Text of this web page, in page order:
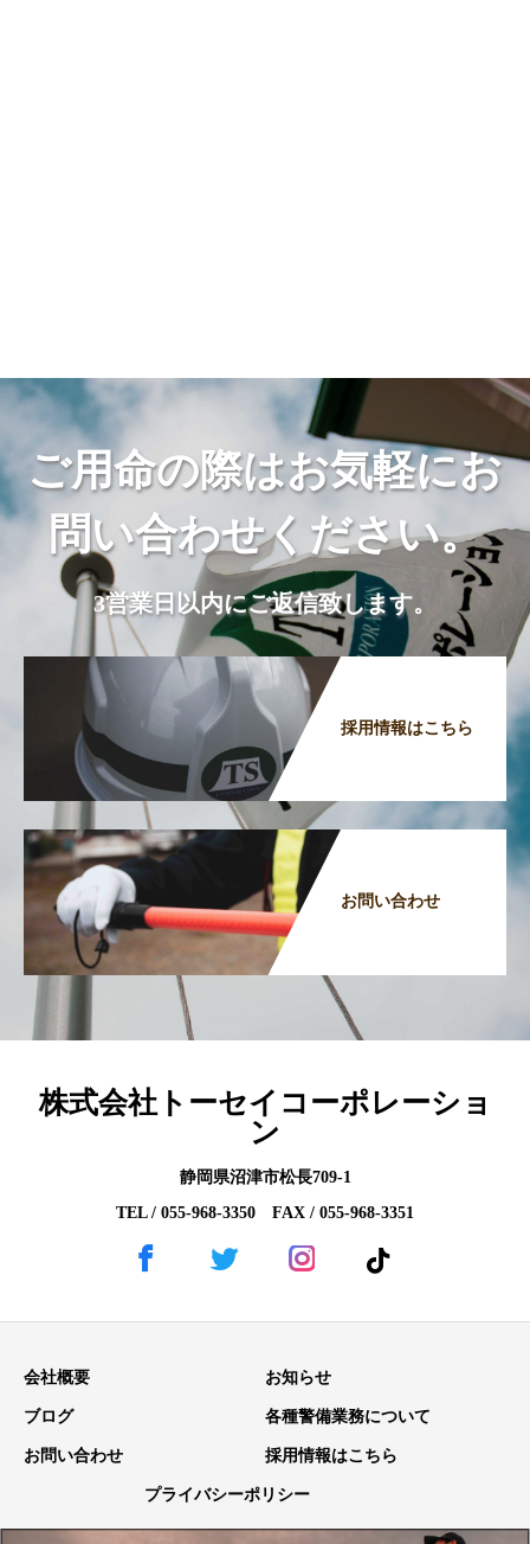
ご用命の際はお気軽にお
問い合わせください。
3営業日以内にご返信致します。
採用情報はこちら
お問い合わせ
株式会社トーセイコーポレーショ
ン
静岡県沼津市松長709-1
TEL / 055-968-3350 FAX / 055-968-3351
会社概要 お知らせ
ブログ 各種警備業務について
お問い合わせ 採用情報はこちら
プライバシーポリシー